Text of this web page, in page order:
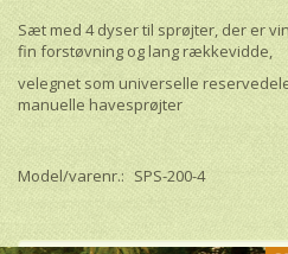
Sæt med 4 dyser til sprøjter, der er
fin forstøvning og lang rækkevidde,
velegnet som universelle
manuelle havesprøjter
Model/varenr.: SPS-200-4